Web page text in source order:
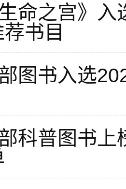
生命之宫》
书目
图书入选
科普图书上